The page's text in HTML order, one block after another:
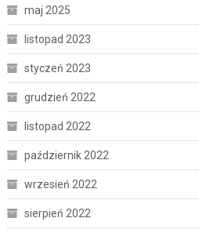
maj 2025
listopad 2023
styczeń 2023
grudzień 2022
listopad 2022
październik 2022
wrzesień 2022
sierpień 2022